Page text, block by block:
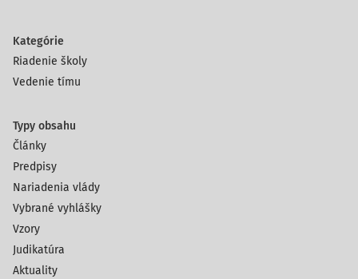
Kategórie
Riadenie školy
Vedenie tímu
Typy obsahu
Články
Predpisy
Nariadenia vlády
Vybrané vyhlášky
Vzory
Judikatúra
Aktuality